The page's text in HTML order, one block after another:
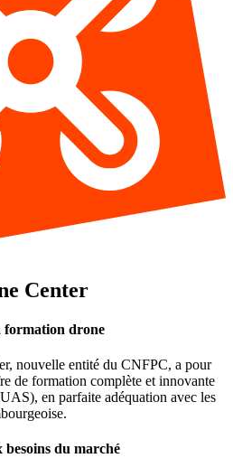
Center
formation drone
nouvelle entité du CNFPC, a pour
de formation complète et innovante
en parfaite adéquation avec les
du marché